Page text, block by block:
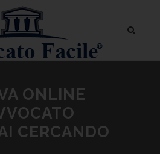
ONLINE
CERCANDO